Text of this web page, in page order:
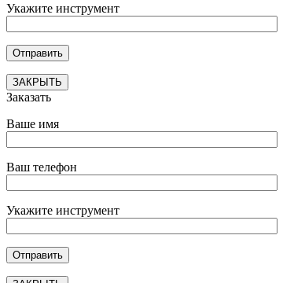
Укажите инструмент
ЗАКРЫТЬ
Заказать
Ваше имя
Ваш телефон
Укажите инструмент